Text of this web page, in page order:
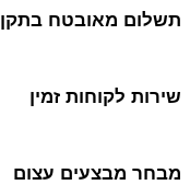
תשלום מאובטח בתקן PCI
שירות לקוחות זמין
מבחר מבצעים עצום